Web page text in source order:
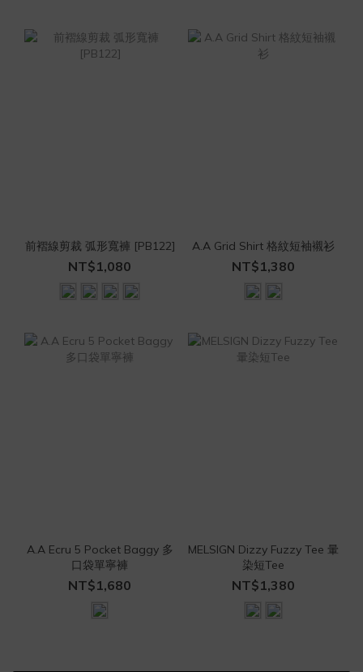
前褶線剪裁 弧形寬褲 [PB122]
NT$1,080
A.A Grid Shirt 格紋短袖襯衫
NT$1,380
A.A Ecru 5 Pocket Baggy 多
口袋單寧褲
NT$1,680
MELSIGN Dizzy Fuzzy Tee 暈
染短Tee
NT$1,380